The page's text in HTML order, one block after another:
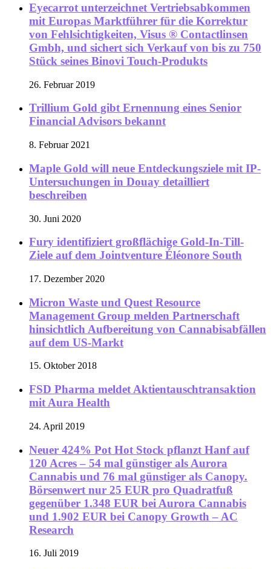
Eyecarrot unterzeichnet Vertriebsabkommen
mit Europas Marktführer für die Korrektur
von Fehlsichtigkeiten, Visus ® Contactlinsen
Gmbh, und sichert sich Verkauf von bis zu 750
Stück seines Binovi Touch-Produkts
26. Februar 2019
Trillium Gold gibt Ernennung eines Senior
Financial Advisors bekannt
8. Februar 2021
Maple Gold will neue Entdeckungsziele mit IP-
Untersuchungen in Douay detailliert
beschreiben
30. Juni 2020
Fury identifiziert großflächige Gold-In-Till-
Ziele auf dem Jointventure Éléonore South
17. Dezember 2020
Micron Waste und Quest Resource
Management Group melden Partnerschaft
hinsichtlich Aufbereitung von Cannabisabfällen
auf dem US-Markt
15. Oktober 2018
FSD Pharma meldet Aktientauschtransaktion
mit Aura Health
24. April 2019
Neuer 424% Pot Hot Stock pflanzt Hanf auf
120 Acres – 54 mal günstiger als Aurora
Cannabis und 76 mal günstiger als Canopy.
Börsenwert nur 25 EUR pro Quadratfuß
gegenüber 1.348 EUR bei Aurora Cannabis
und 1.902 EUR bei Canopy Growth – AC
Research
16. Juli 2019